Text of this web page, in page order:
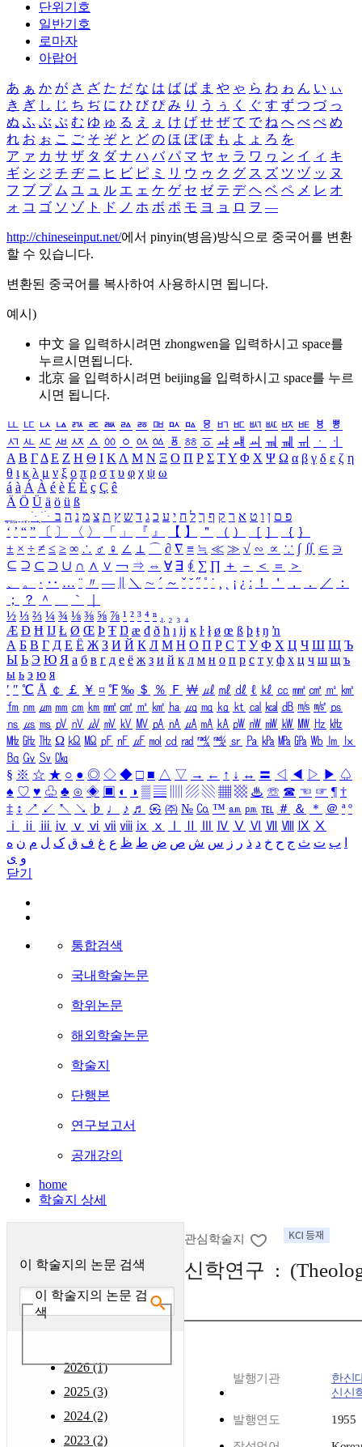
단위기호
일반기호
로마자
아랍어
あ ぁ か が さ ざ た だ な は ば ぱ ま や ゃ ら わ ゎ ん い ぃ
き ぎ し じ ち ぢ に ひ び ぴ み り う ぅ く ぐ す ず つ づ っ
ぬ ふ ぶ ぷ む ゆ ゅ る え ぇ け げ せ ぜ て で ね へ べ ぺ め
れ お ぉ こ ご そ ぞ と ど の ほ ぼ ぽ も よ ょ ろ を
ア ァ カ サ ザ タ ダ ナ ハ バ パ マ ヤ ャ ラ ワ ヮ ン イ ィ キ
ギ シ ジ チ ヂ ニ ヒ ビ ピ ミ リ ウ ゥ ク グ ス ズ ツ ヅ ッ ヌ
フ ブ プ ム ユ ュ ル エ ェ ケ ゲ セ ゼ テ デ ヘ ベ ペ メ レ オ
ォ コ ゴ ソ ゾ ト ド ノ ホ ボ ポ モ ヨ ョ ロ ヲ ―
http://chineseinput.net/에서 pinyin(병음)방식으로 중국어를 변환
할 수 있습니다.
변환된 중국어를 복사하여 사용하시면 됩니다.
예시)
中文 을 입력하시려면 zhongwen을 입력하시고 space를
누르시면됩니다.
北京 을 입력하시려면 beijing을 입력하시고 space를 누르
시면 됩니다.
ㅥ ㅦ ㅧ ㅨ ㅩ ㅪ ㅫ ㅬ ㅭ ㅮ ㅯ ㅰ ㅱ ㅲ ㅳ ㅴ ㅵ ㅶ ㅷ ㅸ
ㅹ
ㅺ ㅻ ㅼ ㅽ ㅾ ㅿ ㆀ ㆁ ㆂ ㆃ ㆄ ㆅ ㆆ ㆇ ㆈ ㆉ ㆊ ㆋ ㆌ ㆍ
ㆎ
Α Β ΓΔ Ε Ζ Η Θ Ι ΚΛ Μ Ν Ξ Ο Π Ρ Σ ΤΥ Φ Χ Ψ Ω α β γ δ ε ζ η
θ ι κ λ μ ν ξ ο π ρ σ τ υ φ χ ψ ω
á à Á À é è É È ç Ç ê
Ä Ö Ü ä ö ü ß
ִֶֹ ֻּ ׁׂ פ ם ן ו ט א ר ק ף ך ל ח י ע כ ג ד ש ץ ת צ מ נ ה ב
‘ ’ “ ” 〔 〕 〈 〉 「 」 『 』 【 】 ＂ （ ） ［ ］ ｛ ｝
± × ÷ ≠ ≤ ≥ ∞ ∴ ♂ ♀ ∠ ⊥ ⌒ ∂ ∇ ≡ ≒ ≪ ≫ √ ∽ ∝ ∵ ∫ ∬ ∈ ∋
⊆ ⊇ ⊂ ⊃ ∪ ∩ ∧ ∨ ￢ ⇒ ⇔ ∀ ∃ ∮ ∑ ∏ ＋ － ＜ ＝
＞
、
。 · ‥ … ¨ 〃 ― ＼ ∼ ´ ～ ˇ ˘ ˝ ˚ ˙ ¸ ¡ ¿ ː ！ ＇ ， ． ／
：
；
？ ＾ ｀
½ ⅓ ⅔ ¼ ¾ ⅛ ⅜ ⅝ ⅞ ¹ ² ³ ⁴ ⁿ ₁ ₂ ₃ ₄
Æ Ð Ħ Ĳ Ł Ø Œ Þ Ŧ Ŋ æ đ ð ħ ı ĳ ĸ ŀ ł ø œ ß þ ŧ ŋ ŉ
А Б В Г Д Е Ё Ж З И Й К Л М Н О П Р С Т У Ф Х Ц Ч Ш Щ Ъ
Ы Ь Э Ю Я а б в г д е ё ж з и й к л м н о п р с т у ф х ц ч ш щ ъ
ы ь э ю я
′ ″ ℃ Å ￠ ￡ ￥ ¤ ℉ ‰ ＄ ％ Ｆ ￦ ㎕ ㎖ ㎗ ℓ ㎘ ㏄ ㎣ ㎤ ㎥ ㎦
㎙ ㎚ ㎛ ㎜ ㎝ ㎞ ㎟ ㎠ ㎡ ㎢ ㏊ ㎍ ㎎ ㎏ ㏏ ㎈ ㎉ ㏈ ㎧ ㎨ ㎰
㎱ ㎲ ㎳ ㎴ ㎵ ㎶ ㎷ ㎸ ㎹ ㎀ ㎁ ㎂ ㎃ ㎄ ㎺ ㎻ ㎽ ㎾ ㎿ ㎐ ㎑
㎒ ㎓ ㎔ Ω ㏀ ㏁ ㎊ ㎋ ㎌ ㏖ ㏅ ㎭ ㎮ ㎯ ㏛ ㎩ ㎪ ㎫ ㎬ ㏝ ㏐
㏓
㏃ ㏉ ㏜ ㏆
§ ※ ☆ ★ ○ ● ◎ ◇ ◆ □ ■ △ ▽ → ← ↑ ↓ ↔ 〓 ◁ ◀ ▷ ▶ ♤
♠ ♡ ♥ ♧ ♣ ⊙ ◈ ▣ ◐ ◑ ▒ ▤ ▨ ▧ ▦ ▩ ♨ ☏ ☎ ☜ ☞ ¶ †
‡ ↕ ↗ ↙ ↖ ↘ ♭ ♩ ♪ ♬ ㉿ ㈜ № ㏇ ™ ㏂ ㏘ ℡ ＃ ＆ ＊ ＠ ª º
ⅰ
ⅱ ⅲ ⅳ ⅴ ⅵ ⅶ ⅷ ⅸ ⅹ Ⅳ Ⅴ Ⅵ Ⅶ Ⅷ Ⅸ Ⅹ
ب ت ث ج ح خ د ذ ر ز س ش ص ض ط ظ ع غ ف ق ک ل م ن ه
و ی
닫기
통합검색
국내학술논문
학위논문
해외학술논문
학술지
단행본
연구보고서
공개강의
home
학술지 상세
이 학술지의 논문 검색
이 학술지의 논문 검
색
2026 (1)
2025 (3)
2024 (2)
2023 (2)
관심학술지
신학연구 :
발행기관
한신
신신
발행연도 1955